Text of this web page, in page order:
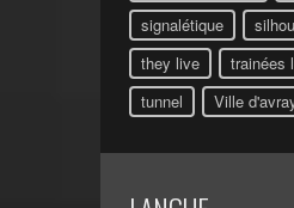
signalétique
they live
trainées
tunnel
Ville